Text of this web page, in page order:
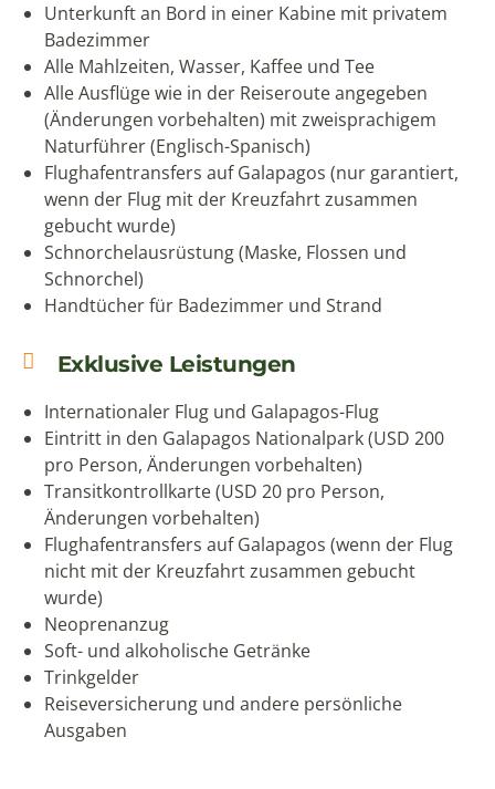
Unterkunft an Bord in einer Kabine mit privatem
Badezimmer
Alle Mahlzeiten, Wasser, Kaffee und Tee
Alle Ausflüge wie in der Reiseroute angegeben
(Änderungen vorbehalten) mit zweisprachigem
Naturführer (Englisch-Spanisch)
Flughafentransfers auf Galapagos (nur garantiert,
wenn der Flug mit der Kreuzfahrt zusammen
gebucht wurde)
Schnorchelausrüstung (Maske, Flossen und
Schnorchel)
Handtücher für Badezimmer und Strand
Exklusive Leistungen
Internationaler Flug und Galapagos-Flug
Eintritt in den Galapagos Nationalpark (USD 200
pro Person, Änderungen vorbehalten)
Transitkontrollkarte (USD 20 pro Person,
Änderungen vorbehalten)
Flughafentransfers auf Galapagos (wenn der Flug
nicht mit der Kreuzfahrt zusammen gebucht
wurde)
Neoprenanzug
Soft- und alkoholische Getränke
Trinkgelder
Reiseversicherung und andere persönliche
Ausgaben